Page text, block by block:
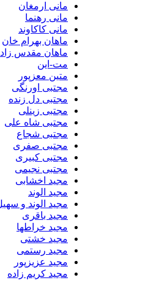
مانی ارمغان
مانی رهنما
مانی کاکاوند
ماهان بهرام خان
ماهان مقدس زاده
مت-این
متین معزپور
مجتبی اورنگی
مجتبی دل زنده
مجتبی زینلی
مجتبی شاه علی
مجتبی شجاع
مجتبی صفری
مجتبی کبیری
مجتبی نجیمی
مجید اخشابی
مجید الوند‎
مجید الوند و سهیل صداقت
مجید باقری
مجید خراطها
مجید خشتی
مجید رستمی
مجید عزیزپور
مجید کریم زاده